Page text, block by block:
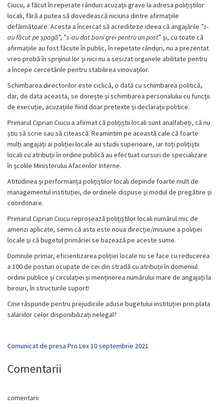
Ciucu, a făcut în reperate rânduri acuzații grave la adresa polițiștilor
locali, fără a putea să dovedească niciuna dintre afirmațiile
defăimătoare. Acesta a încercat să acrediteze ideea că angajările ”s-
au făcut pe șpagă”, ”s-au dat bani grei pentru un post” și, cu toate că
afirmațiile au fost făcute în public, în repetate rânduri, nu a prezentat
vreo probă în sprijinul lor și nici nu a sesizat organele abilitate pentru
a începe cercetările pentru stabilirea vinovaților.
Schimbarea directorilor este ciclică, o dată cu schimbarea politică,
dar, de data aceasta, se dorește și schimbarea personalului cu funcții
de execuție, acuzațiile fiind doar pretexte și declarații politice.
Primarul Ciprian Ciucu a afirmat că polițiștii locali sunt analfabeți, că nu
știu să scrie sau să citească. Reamintim pe această cale că foarte
mulți angajați ai poliției locale au studii superioare, iar toți polițiștii
locali cu atribuții în ordine publică au efectuat cursuri de specializare
în școlile Ministerului Afacerilor Interne.
Atitudinea și performanța polițiștilor locali depinde foarte mult de
managementul instituției, de ordinele dispuse și modul de pregătire și
coordonare.
Primarul Ciprian Ciucu reproșează polițiștilor locali numărul mic de
amenzi aplicate, semn că asta este noua direcție/misiune a poliției
locale și că bugetul primăriei se bazează pe aceste sume.
Domnule primar, eficientizarea poliției locale nu se face cu reducerea
a 100 de posturi ocupate de cei din stradă cu atribuții în domeniul
ordinii publice și circulației și menținerea numărului mare de angajați la
birouri, în structurile suport!
Cine răspunde pentru prejudiciile aduse bugetului instituției prin plata
salariilor celor disponibilizați nelegal?
Comunicat de presa Pro Lex 10 septembrie 2021
Comentarii
comentarii